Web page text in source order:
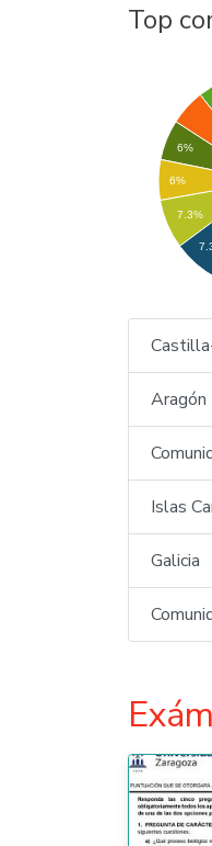
Top
6%
6%
7.3%
Aragón
Islas
Galicia